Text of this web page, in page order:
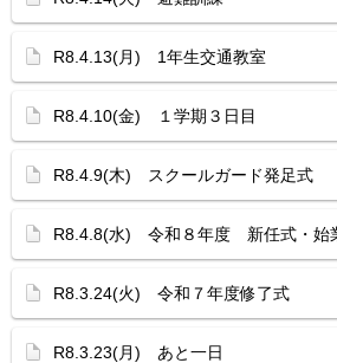
R8.4.13(月) 1年生交通教室
R8.4.10(金) １学期３日目
R8.4.9(木) スクールガード発足式
R8.4.8(水) 令和８年度 新任式・始
R8.3.24(火) 令和７年度修了式
R8.3.23(月) あと一日